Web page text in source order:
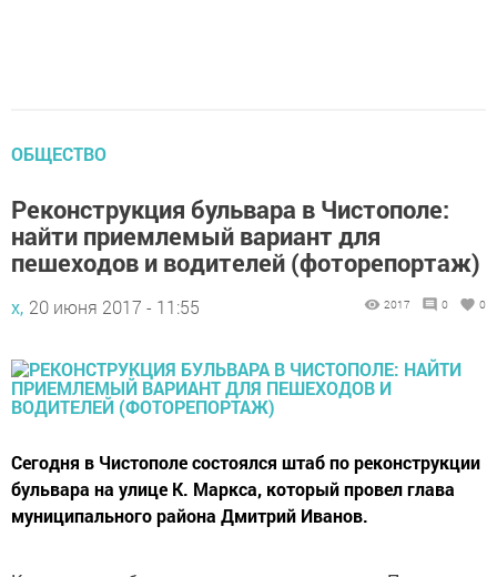
ОБЩЕСТВО
Реконструкция бульвара в Чистополе:
найти приемлемый вариант для
пешеходов и водителей (фоторепортаж)
х, 20 июня 2017 - 11:55 2017 0 0
Сегодня в Чистополе состоялся штаб по реконструкции
бульвара на улице К. Маркса, который провел глава
муниципального района Дмитрий Иванов.